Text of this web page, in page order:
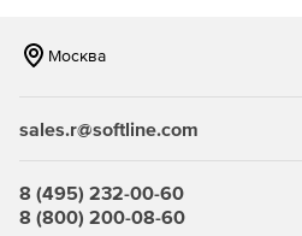
Москва
sales.r@softline.com
8 (495) 232-00-60
8 (800) 200-08-60